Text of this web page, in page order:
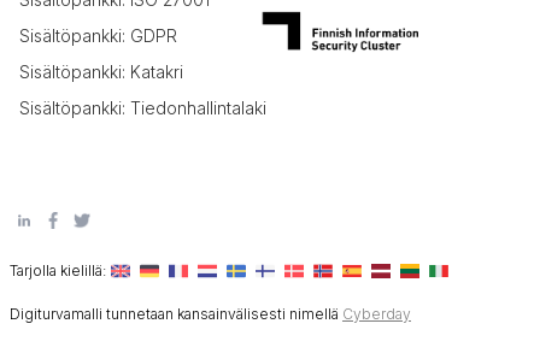
Sisältöpankki: GDPR
Sisältöpankki: Katakri
Sisältöpankki: Tiedonhallintalaki
Tarjolla kielillä:
Digiturvamalli tunnetaan kansainvälisesti nimellä Cyberday